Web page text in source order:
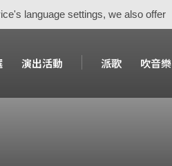
language settings, we also offer
演出活動 派歌 吹音樂